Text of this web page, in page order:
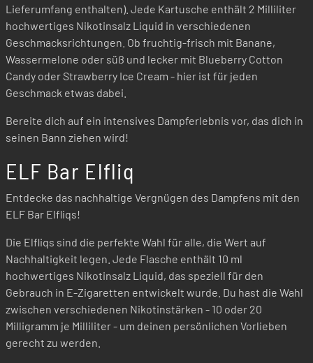
Lieferumfang enthalten). Jede Kartusche enthält 2 Milliliter
hochwertiges Nikotinsalz Liquid in verschiedenen
Geschmacksrichtungen. Ob fruchtig-frisch mit Banane,
Wassermelone oder süß und lecker mit Blueberry Cotton
Candy oder Strawberry Ice Cream - hier ist für jeden
Geschmack etwas dabei.
Bereite dich auf ein intensives Dampferlebnis vor, das dich in
seinen Bann ziehen wird!
ELF Bar Elfliq
Entdecke das nachhaltige Vergnügen des Dampfens mit den
ELF Bar Elfliqs!
Die Elfliqs sind die perfekte Wahl für alle, die Wert auf
Nachhaltigkeit legen. Jede Flasche enthält 10 ml
hochwertiges Nikotinsalz Liquid, das speziell für den
Gebrauch in E-Zigaretten entwickelt wurde. Du hast die Wahl
zwischen verschiedenen Nikotinstärken - 10 oder 20
Milligramm je Milliliter - um deinen persönlichen Vorlieben
gerecht zu werden.